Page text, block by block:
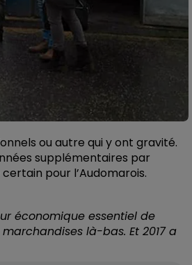
ou autre qui y ont gravité.
supplémentaires par
pour l’Audomarois.
économique essentiel de
là-bas. Et 2017 a